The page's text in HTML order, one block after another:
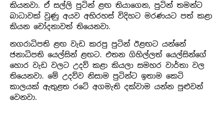
කියනවා. ඒ සල්ලි පුටින් ළඟ තියාගෙන, පුටින් තමන්ට
බාධාවක් වුණු අයව අභිරහස් විදිහට මරණයට පත් කළා
කියන චෝදනාවත් තියෙනවා.
නගරාධිපති ළඟ වැඩ කරපු පුටින් ඊළඟට යන්නේ
ජනාධිපති යෙල්සින් ළඟට. එතන ගිහිල්ලත් යෙල්සින්ගේ
හොර වැඩ වලට උදව් කළා කියලා සමහර වාර්තා වල
තියෙනවා. මේ උදව්ව නිසාම පුටින්ට ඉතාම කෙටි
කාලයක් ඇතුළත රටේ අගමැති දක්වාම යන්න පුළුවන්
වෙනවා.